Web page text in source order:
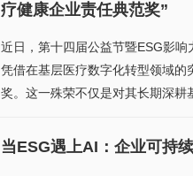
疗健康企业责任典范奖”
近日，第十四届公益节暨ESG影
凭借在基层医疗数字化转型领域
奖。这一殊荣不仅是对其长期深耕
当ESG遇上AI：企业可持